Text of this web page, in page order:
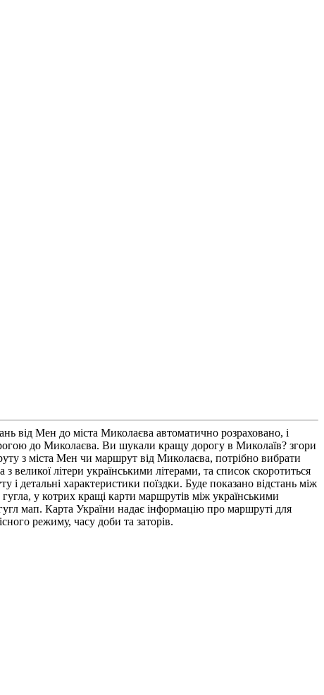
від Мен до міста Миколаєва автоматично розраховано, і
до Миколаєва. Ви шукали кращу дорогу в Миколаїв? згори
з міста Мен чи маршрут від Миколаєва, потрібно вибрати
великої літери українськими літерами, та список скоротиться
детальні характеристики поїздки. Буде показано відстань між
у котрих кращі карти маршрутів між українськими
мап. Карта України надає інформацію про маршруті для
режиму, часу доби та заторів.